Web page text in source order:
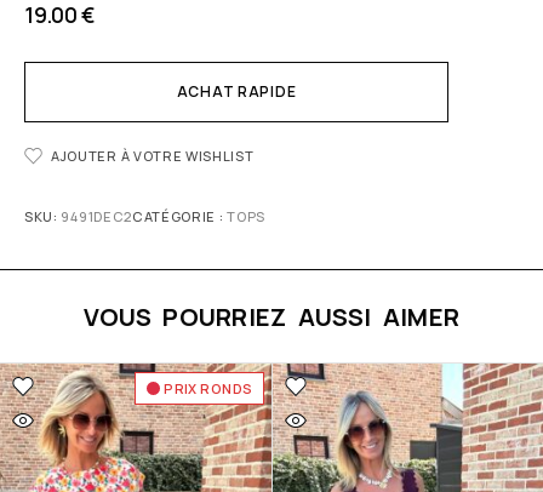
19.00€
ACHAT RAPIDE
AJOUTER À VOTRE WISHLIST
SKU: 9491DEC2CATÉGORIE :TOPS
VOUS POURRIEZ AUSSI AIMER
PRIX RONDS